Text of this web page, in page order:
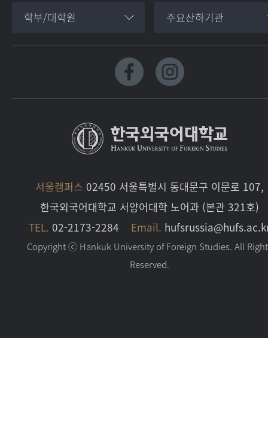
학부/대학원 주요산하기관
서울캠퍼스 02450 서울특별시 동대문구 이문로 107,
한국외국어대학교 서양어대학 노어과 (본관 321호)
TEL. 02-2173-2284 Email.
Copyright ⓒ Hankuk University of Foreign Studies. All
Reserved.